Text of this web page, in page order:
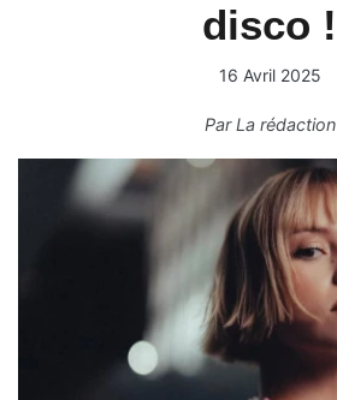
disco !
16 Avril 2025
ParLa rédaction